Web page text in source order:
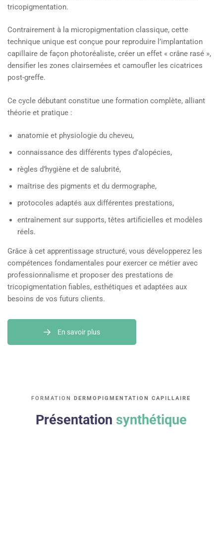
tricopigmentation.
Contrairement à la micropigmentation classique, cette
technique unique est conçue pour reproduire l’implantation
capillaire de façon photoréaliste, créer un effet « crâne rasé »,
densifier les zones clairsemées et camoufler les cicatrices
post-greffe.
Ce cycle débutant constitue une formation complète, alliant
théorie et pratique :
anatomie et physiologie du cheveu,
connaissance des différents types d’alopécies,
règles d’hygiène et de salubrité,
maîtrise des pigments et du dermographe,
protocoles adaptés aux différentes prestations,
entraînement sur supports, têtes artificielles et modèles
réels.
Grâce à cet apprentissage structuré, vous développerez les
compétences fondamentales pour exercer ce métier avec
professionnalisme et proposer des prestations de
tricopigmentation fiables, esthétiques et adaptées aux
besoins de vos futurs clients.
En savoir plus
FORMATION DERMOPIGMENTATION CAPILLAIRE
Présentation synthétique